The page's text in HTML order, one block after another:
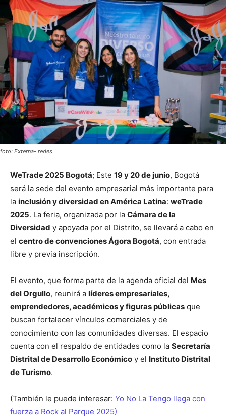
foto: Externa- redes
WeTrade 2025 Bogotá; Este 19 y 20 de junio, Bogotá
será la sede del evento empresarial más importante para
la inclusión y diversidad en América Latina: weTrade
2025. La feria, organizada por la Cámara de la
Diversidad y apoyada por el Distrito, se llevará a cabo en
el centro de convenciones Ágora Bogotá, con entrada
libre y previa inscripción.
El evento, que forma parte de la agenda oficial del Mes
del Orgullo, reunirá a líderes empresariales,
emprendedores, académicos y figuras públicas que
buscan fortalecer vínculos comerciales y de
conocimiento con las comunidades diversas. El espacio
cuenta con el respaldo de entidades como la Secretaría
Distrital de Desarrollo Económico y el Instituto Distrital
de Turismo.
(También le puede interesar: Yo No La Tengo llega con
fuerza a Rock al Parque 2025)